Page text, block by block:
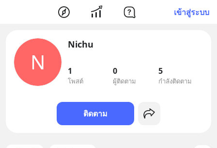
เข้าสู่ระบบ
N
Nichu
1
โพสต์
0
ผู้ติดตาม
5
กำลังติดตาม
ติดตาม